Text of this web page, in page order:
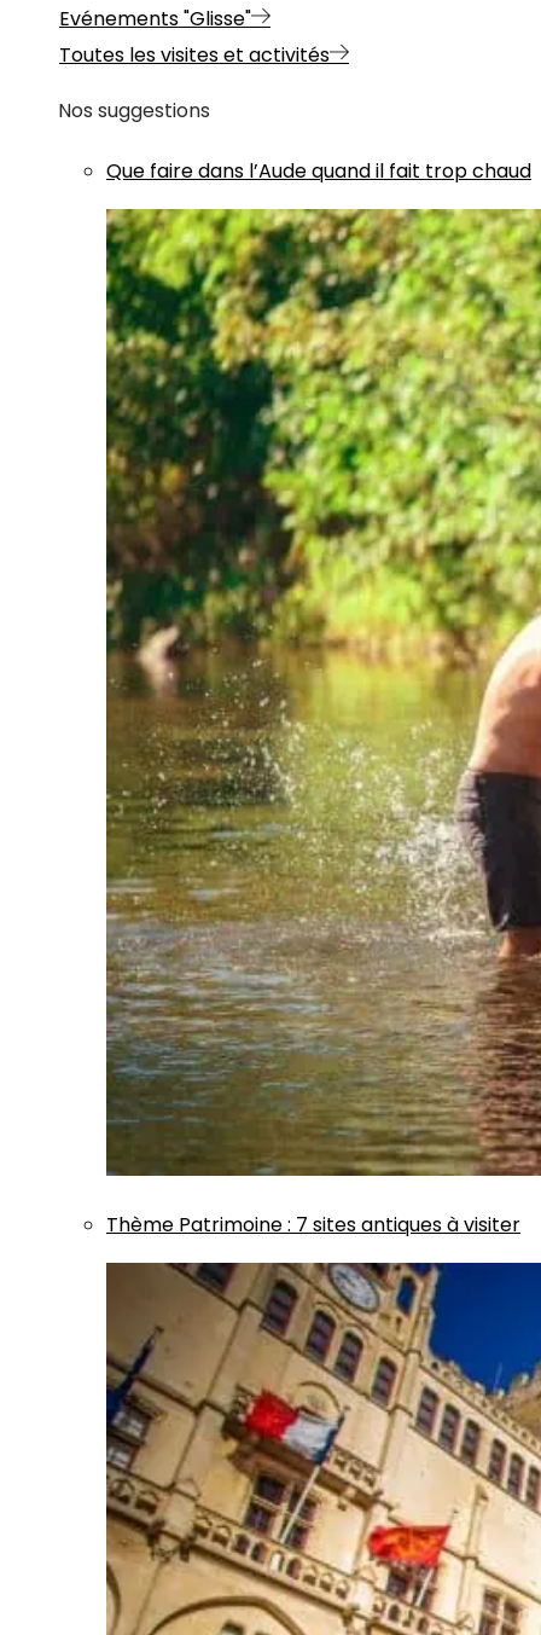
Evénements "Glisse"
Toutes les visites et activités
Nos suggestions
Que faire dans l’Aude quand il fait trop chaud
Thème Patrimoine: 7 sites antiques à visiter